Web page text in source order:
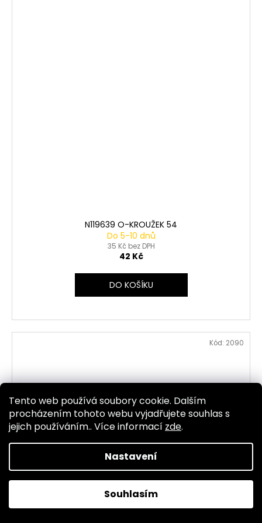
Tento web používá soubory cookie. Dalším
procházením tohoto webu vyjadřujete souhlas s
jejich používáním.. Více informací zde.
Nastavení
Souhlasím
N119639 O-KROUŽEK 54
Do 5-10 dnů
35 Kč bez DPH
42 Kč
DO KOŠÍKU
Kód: 2090